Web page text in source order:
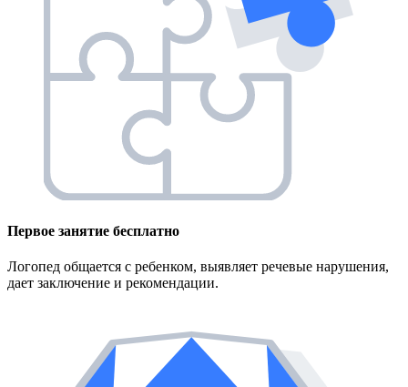
Первое занятие бесплатно
Логопед общается с ребенком, выявляет речевые нарушения,
дает заключение и рекомендации.